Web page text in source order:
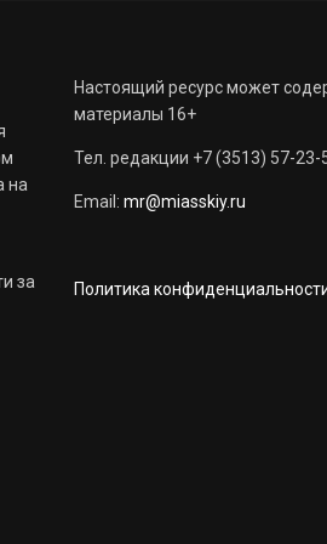
на
за
Настоящий ресурс может
материалы 16+
Тел. редакции +7 (3513) 57-23-
Email: mr@miasskiy.ru
Политика